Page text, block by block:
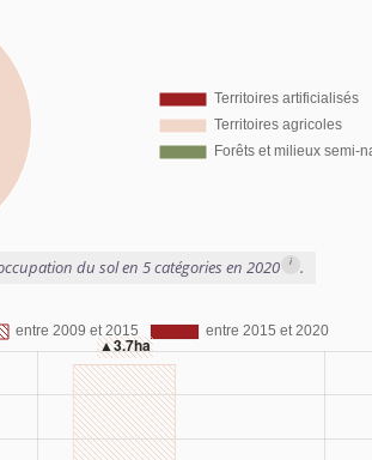
du sol en 5 catégories en 2020 i .